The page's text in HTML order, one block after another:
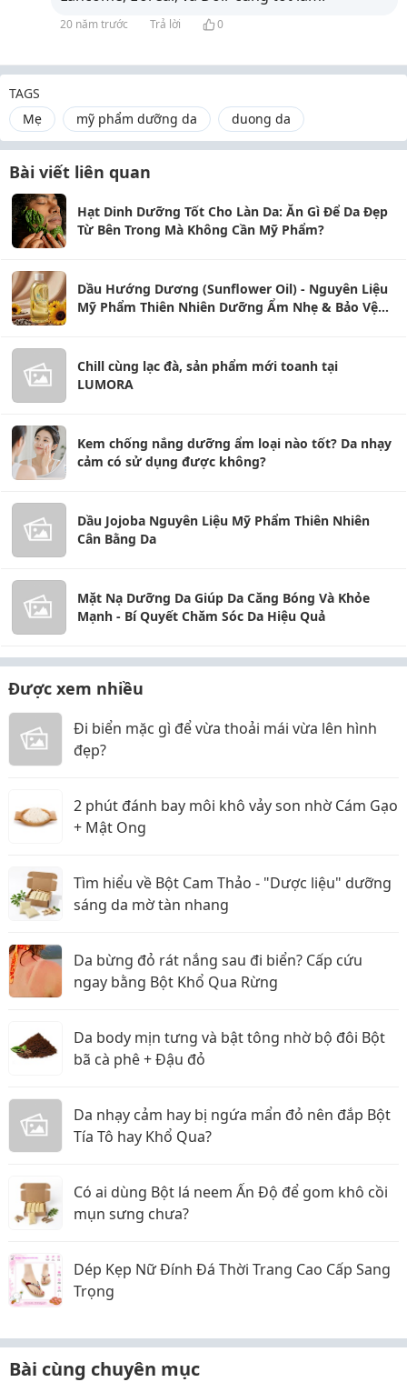
20 năm trước Trả lời 0
TAGS
Mẹ
mỹ phẩm dưỡng da duong da
Bài viết liên quan
Hạt Dinh Dưỡng Tốt Cho Làn Da: Ăn Gì Để Da Đẹp
Từ Bên Trong Mà Không Cần Mỹ Phẩm?
Dầu Hướng Dương (Sunflower Oil) - Nguyên Liệu
Mỹ Phẩm Thiên Nhiên Dưỡng Ẩm Nhẹ & Bảo Vệ
Chill cùng lạc đà, sản phẩm mới toanh tại
LUMORA
Kem chống nắng dưỡng ẩm loại nào tốt? Da nhạy
cảm có sử dụng được không?
Dầu Jojoba Nguyên Liệu Mỹ Phẩm Thiên Nhiên
Cân Bằng Da
Mặt Nạ Dưỡng Da Giúp Da Căng Bóng Và Khỏe
Mạnh - Bí Quyết Chăm Sóc Da Hiệu Quả
Được xem nhiều
Đi biển mặc gì để vừa thoải mái vừa lên hình
đẹp?
2 phút đánh bay môi khô vảy son nhờ Cám Gạo
+ Mật Ong
Tìm hiểu về Bột Cam Thảo - "Dược liệu" dưỡng
sáng da mờ tàn nhang
Da bừng đỏ rát nắng sau đi biển? Cấp cứu
ngay bằng Bột Khổ Qua Rừng
Da body mịn tưng và bật tông nhờ bộ đôi Bột
bã cà phê + Đậu đỏ
Da nhạy cảm hay bị ngứa mẩn đỏ nên đắp Bột
Tía Tô hay Khổ Qua?
Có ai dùng Bột lá neem Ấn Độ để gom khô cồi
mụn sưng chưa?
Dép Kẹp Nữ Đính Đá Thời Trang Cao Cấp Sang
Trọng
Bài cùng chuyên mục